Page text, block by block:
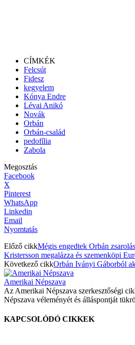
CÍMKÉK
Felcsút
Fidesz
kegyelem
Kónya Endre
Lévai Anikó
Novák
Orbán
Orbán-család
pedofília
Zabola
Megosztás
Facebook
X
Pinterest
WhatsApp
Linkedin
Email
Nyomtatás
Előző cikkMégis engedtek Orbán
Kristersson megalázza és szemenköpi
Következő cikkOrbán Iványi Gáborból
Amerikai Népszava
Az Amerikai Népszava szerkesztőségi
Népszava véleményét és álláspontját
KAPCSOLÓDÓ CIKKEK